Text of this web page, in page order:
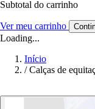
Subtotal do carrinho
Ver meu carrinho
Loading...
Início
/ Calças de